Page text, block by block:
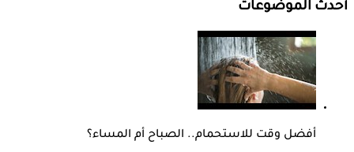
أحدث الموضوعات
أفضل وقت للاستحمام.. الصباح أم المساء؟